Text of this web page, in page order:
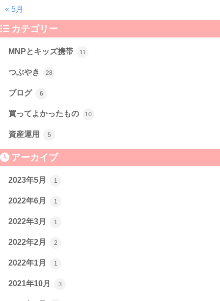
« 5月
カテゴリー
MNPとキッズ携帯 11
つぶやき 28
ブログ 6
買ってよかったもの 10
資産運用 5
アーカイブ
2023年5月 1
2022年6月 1
2022年3月 1
2022年2月 2
2022年1月 1
2021年10月 3